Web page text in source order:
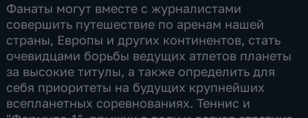
Фанаты могут вместе с журналистами
совершить путешествие по аренам нашей
страны, Европы и других континентов, стать
очевидцами борьбы ведущих атлетов планеты
за высокие титулы, а также определить для
себя приоритеты на будущих крупнейших
всепланетных соревнованиях. Теннис и